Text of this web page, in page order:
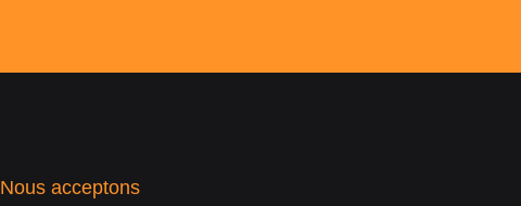
Nous acceptons